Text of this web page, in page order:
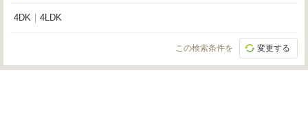
4DK 4LDK
この検索条件を 変更する